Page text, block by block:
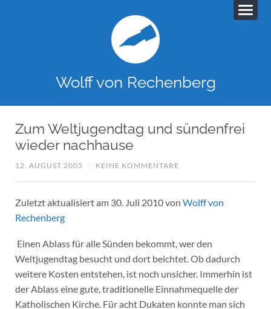
Wolff von Rechenberg
Zum Weltjugendtag und sündenfrei
wieder nachhause
12. AUGUST 2005 / KEINE KOMMENTARE
Zuletzt aktualisiert am 30. Juli 2010 von Wolff von
Rechenberg
Einen Ablass für alle Sünden bekommt, wer den
Weltjugendtag besucht und dort beichtet. Ob dadurch
weitere Kosten entstehen, ist noch unsicher. Immerhin ist
der Ablass eine gute, traditionelle Einnahmequelle der
Katholischen Kirche. Für acht Dukaten konnte man sich